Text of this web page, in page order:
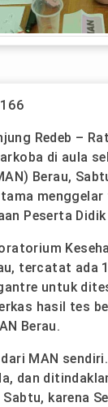
166
Redeb –
di aula
Berau,
Peserta Didik
tercatat ada
untuk
hasil tes
Berau.
MAN
dan
karena